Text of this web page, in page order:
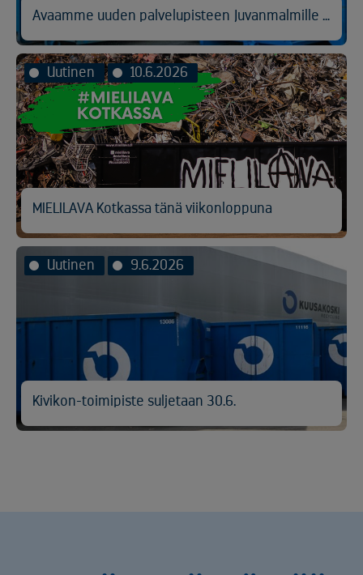
Uutinen 10.6.2026
MIELILAVA Kotkassa tänä viikonloppuna
Uutinen 9.6.2026
Kivikon-toimipiste suljetaan 30.6.